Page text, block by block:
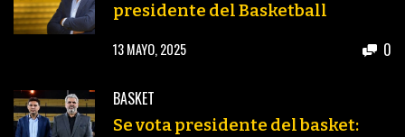
presidente del Basketball
13 MAYO, 2025 0
BASKET
Se vota presidente del basket: